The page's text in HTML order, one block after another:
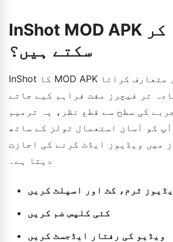
InShot MOD APK سے آپ کیا کر
سکتے ہیں؟
InShot کا MOD APK ایک بہتر ورژن متعارف کراتا
تر فیچرز مفت فراہم کیے جاتے
کی سطح سے قطع نظر، یہ ترمیم
کو آسان استعمال ٹولز کے ساتھ
میں ویڈیوز ایڈٹ کرنے کی اجازت
دیتا ہے۔
ٹرم، کٹ اور اسپلٹ کریں
کئی کلپس ضم کریں
ویڈیو کی رفتار ایڈجسٹ کریں